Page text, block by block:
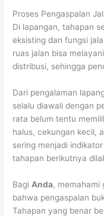
Proses Pengaspalan
Di lapangan, tahapan
eksisting dan fungsi
ruas jalan bisa
distribusi, sehingga
Dari pengalaman
selalu diawali dengan
rata belum tentu
halus, cekungan kecil,
sering menjadi
tahapan berikutnya
Bagi Anda, memahami
bahwa pengaspalan
Tahapan yang benar